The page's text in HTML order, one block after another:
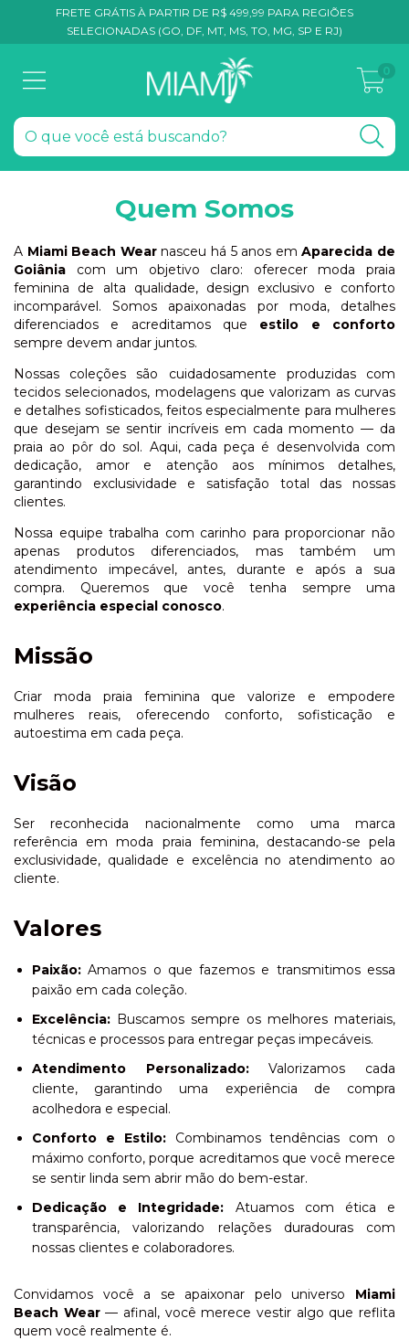
FRETE GRÁTIS À PARTIR DE R$ 499,99 PARA REGIÕES
SELECIONADAS (GO, DF, MT, MS, TO, MG, SP E RJ)
0
Quem Somos
A Miami Beach Wearnasceu há 5 anos emAparecida de
Goiânia com um objetivo claro: oferecer moda praia
feminina de alta qualidade, design exclusivo e conforto
incomparável. Somos apaixonadas por moda, detalhes
diferenciados e acreditamos que estilo e conforto
sempre devem andar juntos.
Nossas coleções são cuidadosamente produzidas com
tecidos selecionados, modelagens que valorizam as curvas
e detalhes sofisticados, feitos especialmente para mulheres
que desejam se sentir incríveis em cada momento — da
praia ao pôr do sol. Aqui, cada peça é desenvolvida com
dedicação, amor e atenção aos mínimos detalhes,
garantindo exclusividade e satisfação total das nossas
clientes.
Nossa equipe trabalha com carinho para proporcionar não
apenas produtos diferenciados, mas também um
atendimento impecável, antes, durante e após a sua
compra. Queremos que você tenha sempre uma
experiência especial conosco.
Missão
Criar moda praia feminina que valorize e empodere
mulheres reais, oferecendo conforto, sofisticação e
autoestima em cada peça.
Visão
Ser reconhecida nacionalmente como uma marca
referência em moda praia feminina, destacando-se pela
exclusividade, qualidade e excelência no atendimento ao
cliente.
Valores
Paixão: Amamos o que fazemos e transmitimos essa
paixão em cada coleção.
Excelência: Buscamos sempre os melhores materiais,
técnicas e processos para entregar peças impecáveis.
Atendimento Personalizado:Valorizamos cada
cliente, garantindo uma experiência de compra
acolhedora e especial.
Conforto e Estilo:Combinamos tendências com o
máximo conforto, porque acreditamos que você merece
se sentir linda sem abrir mão do bem-estar.
Dedicação e Integridade: Atuamos com ética e
transparência, valorizando relações duradouras com
nossas clientes e colaboradores.
Convidamos você a se apaixonar pelo universo Miami
Beach Wear— afinal, você merece vestir algo que reflita
quem você realmente é.